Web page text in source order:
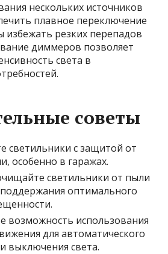
нескольких источников
плавное переключение
резких перепадов
диммеров позволяет
света в
советы
светильники с защитой от
особенно в гаражах.
светильники от пыли
поддержания оптимального
возможность использования
для автоматического
выключения света.